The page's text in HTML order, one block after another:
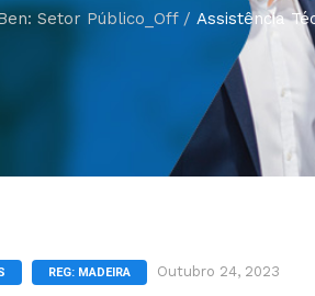
Setor Público_Off/ Assistência
REG: MADEIRA Outubro 24, 2023